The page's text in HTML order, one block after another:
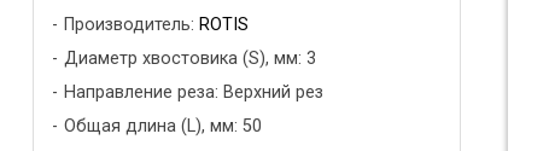
Производитель: ROTIS
Диаметр хвостовика (S), мм: 3
Направление реза: Верхний рез
Общая длина (L), мм: 50